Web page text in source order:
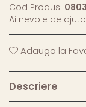
Cod Produs:
Ai nevoie de
Adauga la
Descriere